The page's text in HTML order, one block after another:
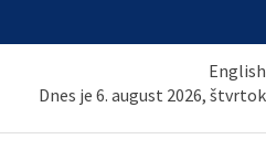
English
Dnes je 6. august 2026, štvrtok